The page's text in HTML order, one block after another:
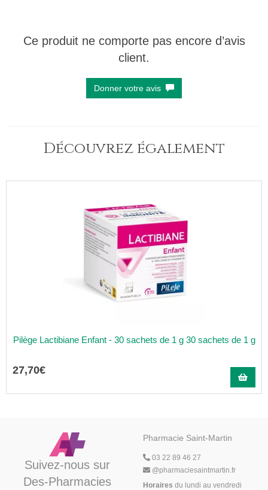
Ce produit ne comporte pas encore d’avis
client.
Donner votre avis
Découvrez également
Pilège Lactibiane Enfant - 30 sachets de 1 g 30 sachets de 1 g
27,70€
Suivez-nous sur
Des-Pharmacies
Pharmacie Saint-Martin
03 22 89 46 27
@pharmaciesaintmartin.fr
Horaires du lundi au vendredi